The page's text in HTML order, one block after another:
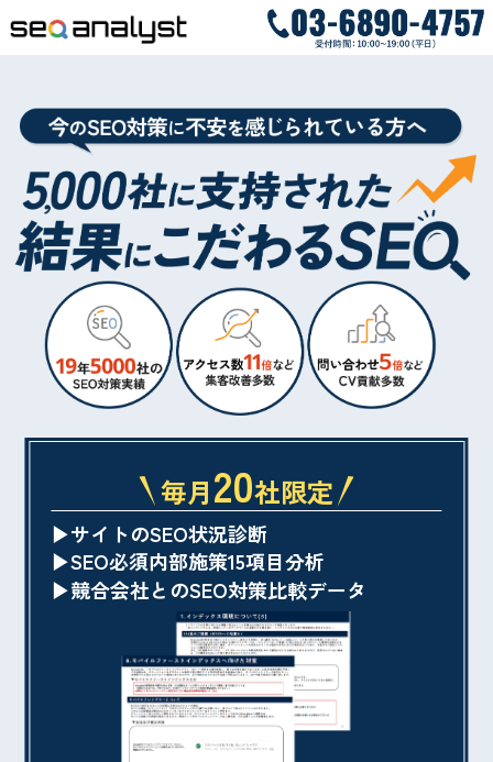
毎月20社限定
▶︎サイトのSEO状況診断
▶︎SEO必須内部施策15項目分析
▶︎競合会社とのSEO対策比較データ